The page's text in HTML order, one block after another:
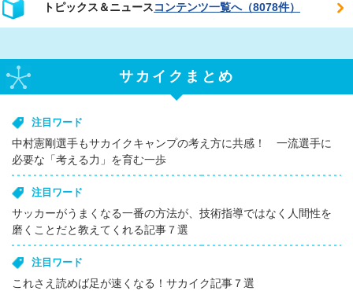
トピックス＆ニュースコンテンツ一覧へ（8078件）
サカイクまとめ
注目ワード
中村憲剛選手もサカイクキャンプの考え方に共感！ 一流選手に
必要な「考える力」を育む一歩
注目ワード
サッカーがうまくなる一番の方法が、技術指導ではなく人間性を
磨くことだと教えてくれる記事７選
注目ワード
これさえ読めば足が速くなる！サカイク記事７選